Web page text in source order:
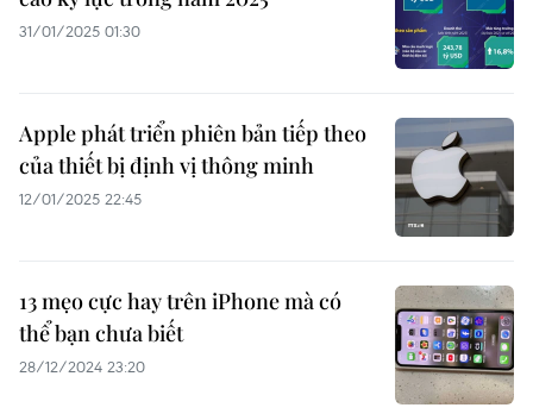
31/01/2025 01:30
Apple phát triển phiên bản tiếp theo
của thiết bị định vị thông minh
12/01/2025 22:45
13 mẹo cực hay trên iPhone mà có
thể bạn chưa biết
28/12/2024 23:20